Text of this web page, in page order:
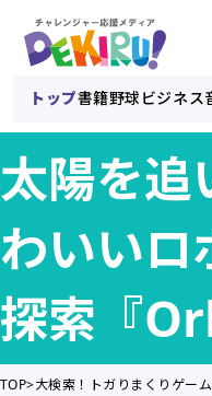
トップ書籍野球 ビジネス
太陽を追
わいいロ
探索『
TOP 大検索！トガりまくりゲー